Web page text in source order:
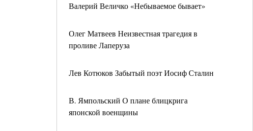
Валерий Величко «Небываемое бывает»
Олег Матвеев Неизвестная трагедия в
проливе Лаперуза
Лев Котюков Забытый поэт Иосиф Сталин
В. Ямпольский О плане блицкрига
японской военщины